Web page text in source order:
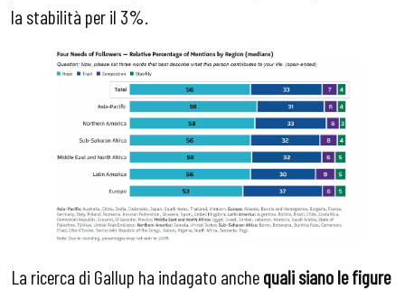
la stabilità per il 3%.
La ricerca di Gallup ha indagato anchequali siano le figure